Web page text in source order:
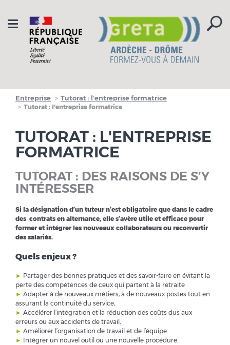
Toggle
navigation
Entreprise Tutorat : l'entreprise formatrice
Tutorat : l'entreprise formatrice
TUTORAT : L'ENTREPRISE
FORMATRICE
TUTORAT : DES RAISONS DE S’Y
INTÉRESSER
Si la désignation d’un tuteur n’est obligatoire que dans le cadre
des contrats en alternance, elle s’avère utile et efficace pour
former et intégrer les nouveaux collaborateurs ou reconvertir
des salariés.
Quels enjeux ?
► Partager des bonnes pratiques et des savoir-faire en évitant la
perte des compétences de ceux qui partent à la retraite
► Adapter à de nouveaux métiers, à de nouveaux postes tout en
assurant la continuité du service,
► Accélérer l’intégration et la réduction des coûts dus aux
erreurs ou aux accidents de travail,
► Améliorer l’organisation de travail et de l’équipe.
► Intégrer un nouvel outil ou une nouvelle procédure.